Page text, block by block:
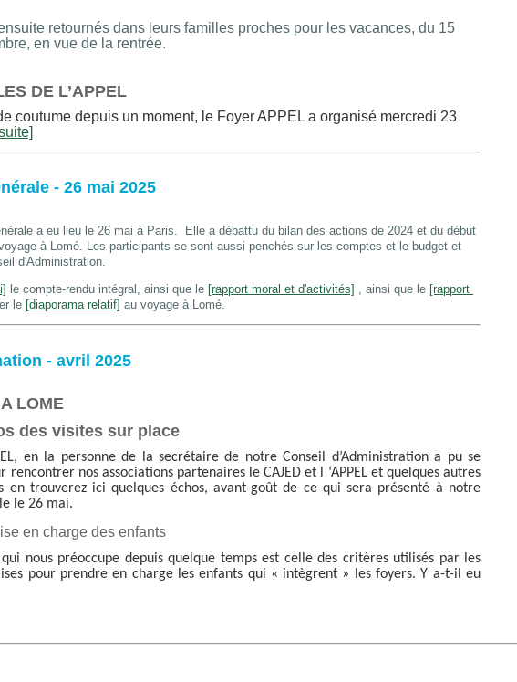
retournés dans leurs familles proches pour les vacances, du 15
en vue de la rentrée.
DE L’APPEL
coutume depuis un moment, le Foyer APPEL a organisé mercredi 23
- 26 mai 2025
a eu lieu le 26 mai à Paris. Elle a débattu du bilan des actions de 2024 et du début
à Lomé. Les participants se sont aussi penchés sur les comptes et le budget et
d'Administration.
le compte-rendu intégral, ainsi que le [rapport moral et d'activités] , ainsi que le [rapport
le [diaporama relatif] au voyage à Lomé.
- avril 2025
LOME
des visites sur place
en la personne de la secrétaire de notre Conseil d’Administration a pu se
rencontrer nos associations partenaires le CAJED et l ‘APPEL et quelques autres
en trouverez ici quelques échos, avant-goût de ce qui sera présenté à notre
le 26 mai.
en charge des enfants
qui nous préoccupe depuis quelque temps est celle des critères utilisés par les
pour prendre en charge les enfants qui « intègrent » les foyers. Y a-t-il eu